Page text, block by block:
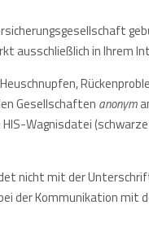
ausschließlich in Ihrem
Gesellschaften anonym
Wagnisdatei
nicht mit der
der Kommunikation mit